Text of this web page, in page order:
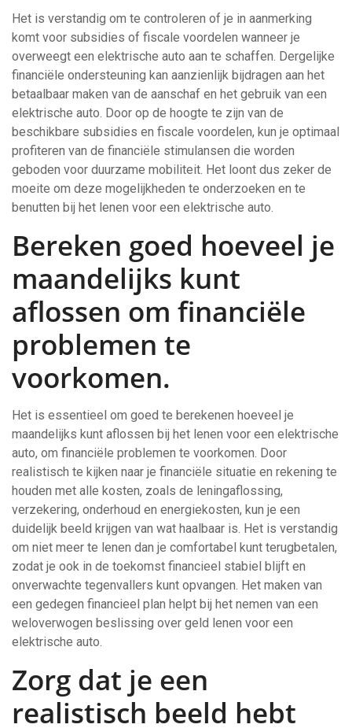
Het is verstandig om te controleren of je in aanmerking
komt voor subsidies of fiscale voordelen wanneer je
overweegt een elektrische auto aan te schaffen. Dergelijke
financiële ondersteuning kan aanzienlijk bijdragen aan het
betaalbaar maken van de aanschaf en het gebruik van een
elektrische auto. Door op de hoogte te zijn van de
beschikbare subsidies en fiscale voordelen, kun je optimaal
profiteren van de financiële stimulansen die worden
geboden voor duurzame mobiliteit. Het loont dus zeker de
moeite om deze mogelijkheden te onderzoeken en te
benutten bij het lenen voor een elektrische auto.
Bereken goed hoeveel je
maandelijks kunt
aflossen om financiële
problemen te
voorkomen.
Het is essentieel om goed te berekenen hoeveel je
maandelijks kunt aflossen bij het lenen voor een elektrische
auto, om financiële problemen te voorkomen. Door
realistisch te kijken naar je financiële situatie en rekening te
houden met alle kosten, zoals de leningaflossing,
verzekering, onderhoud en energiekosten, kun je een
duidelijk beeld krijgen van wat haalbaar is. Het is verstandig
om niet meer te lenen dan je comfortabel kunt terugbetalen,
zodat je ook in de toekomst financieel stabiel blijft en
onverwachte tegenvallers kunt opvangen. Het maken van
een gedegen financieel plan helpt bij het nemen van een
weloverwogen beslissing over geld lenen voor een
elektrische auto.
Zorg dat je een
realistisch beeld hebt